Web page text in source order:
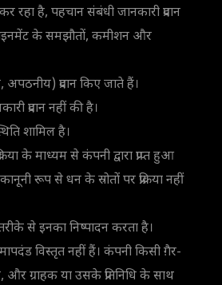
रहा है, पहचान संबंधी जानकारी प्रदान
के समझौतों, कमीशन और
प्रदान किए जाते हैं।
प्रदान नहीं की है।
शामिल है।
के माध्यम से कंपनी द्वारा प्राप्त हुआ
रूप से धन के स्रोतों पर प्रक्रिया नहीं
से इनका निष्पादन करता है।
विस्तृत नहीं हैं। कंपनी किसी ग़ैर-
ग्राहक या उसके प्रतिनिधि के साथ